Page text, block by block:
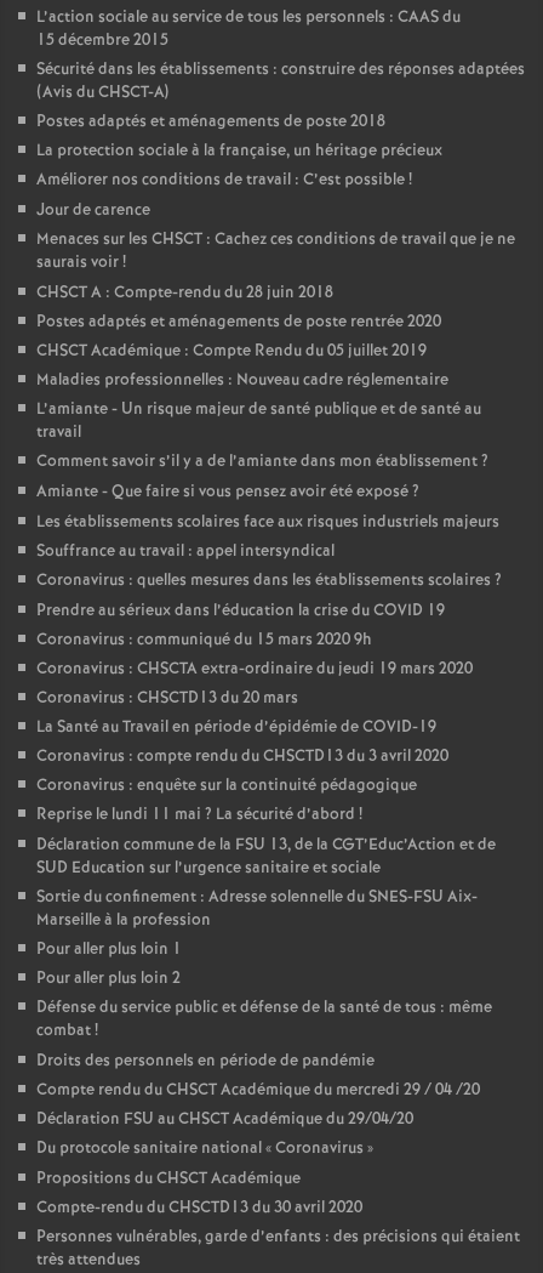
L’action sociale au service de tous les personnels : CAAS du
15 décembre 2015
Sécurité dans les établissements : construire des réponses adaptées
(Avis du CHSCT-A)
Postes adaptés et aménagements de poste 2018
La protection sociale à la française, un héritage précieux
Améliorer nos conditions de travail : C’est possible!
Jour de carence
Menaces sur les CHSCT : Cachez ces conditions de travail que je ne
saurais voir!
CHSCT A : Compte-rendu du 28 juin 2018
Postes adaptés et aménagements de poste rentrée 2020
CHSCT Académique : Compte Rendu du 05 juillet 2019
Maladies professionnelles : Nouveau cadre réglementaire
L’amiante - Un risque majeur de santé publique et de santé au
travail
Comment savoir s’il y a de l’amiante dans mon établissement?
Amiante - Que faire si vous pensez avoir été exposé?
Les établissements scolaires face aux risques industriels majeurs
Souffrance au travail : appel intersyndical
Coronavirus : quelles mesures dans les établissements scolaires ?
Prendre au sérieux dans l’éducation la crise du COVID 19
Coronavirus : communiqué du 15 mars 2020 9h
Coronavirus : CHSCTA extra-ordinaire du jeudi 19 mars 2020
Coronavirus : CHSCTD13 du 20 mars
La Santé au Travail en période d’épidémie de COVID-19
Coronavirus : compte rendu du CHSCTD13 du 3 avril 2020
Coronavirus : enquête sur la continuité pédagogique
Reprise le lundi 11 mai ? La sécurité d’abord !
Déclaration commune de la FSU 13, de la CGT’Educ’Action et de
SUD Education sur l’urgence sanitaire et sociale
Sortie du confinement : Adresse solennelle du SNES-FSU Aix-
Marseille à la profession
Pour aller plus loin 1
Pour aller plus loin 2
Défense du service public et défense de la santé de tous : même
combat!
Droits des personnels en période de pandémie
Compte rendu du CHSCT Académique du mercredi 29 / 04 /20
Déclaration FSU au CHSCT Académique du 29/04/20
Du protocole sanitaire national «Coronavirus »
Propositions du CHSCT Académique
Compte-rendu du CHSCTD13 du 30 avril 2020
Personnes vulnérables, garde d’enfants : des précisions qui étaient
très attendues